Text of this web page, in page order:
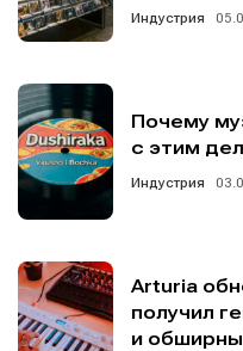
Индустрия
Почему
с этим
Индустрия
Arturia
получил
и